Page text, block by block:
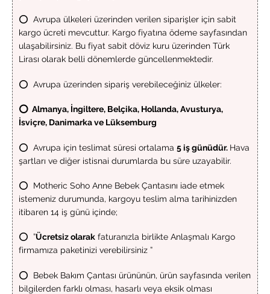
⭕ Avrupa ülkeleri üzerinden verilen siparişler için sabit
kargo ücreti mevcuttur. Kargo fiyatına ödeme sayfasından
ulaşabilirsiniz. Bu fiyat sabit döviz kuru üzerinden Türk
Lirası olarak belli dönemlerde güncellenmektedir.
⭕ Avrupa üzerinden sipariş verebileceğiniz ülkeler:
⭕ Almanya, İngiltere, Belçika, Hollanda, Avusturya,
İsviçre, Danimarka ve Lüksemburg
⭕ Avrupa için teslimat süresi ortalama 5 iş günüdür. Hava
şartları ve diğer istisnai durumlarda bu süre uzayabilir.
⭕ Motheric Soho Anne Bebek Çantasını iade etmek
istemeniz durumunda, kargoyu teslim alma tarihinizden
itibaren 14 iş günü içinde;
⭕ ”Ücretsiz olarak faturanızla birlikte Anlaşmalı Kargo
firmamıza paketinizi verebilirsiniz ”
⭕ Bebek Bakım Çantası ürününün, ürün sayfasında verilen
bilgilerden farklı olması, hasarlı veya eksik olması